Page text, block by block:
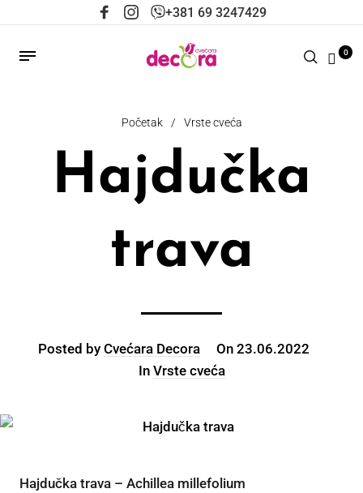
+381 69 3247429
0
Početak / Vrste cveća
Hajdučka
trava
Posted by Cvećara Decora On 23.06.2022
In Vrste cveća
Hajdučka trava – Achillea millefolium